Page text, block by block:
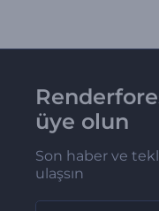
üye olun
Son haber ve
ulaşsın